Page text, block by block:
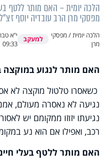
מפסקי מרן הרב עובדיה יוסף זצ"ל
הלכה יומית / מפסקי
מרן
למעקב י"א
09:33
האם מותר לנגוע במוקצה
כשאסרו טלטול מוקצה לא
נגיעה לא נאסרה מעולם,
נגיעתו יזוזו ממקומם יש
רכב, ואפילו אם הוא נע
האם מותר ללטף בעלי